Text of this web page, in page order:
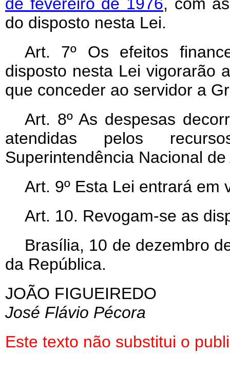
do disposto nesta Lei.
Art. 7º Os efeitos
disposto nesta Lei vigorarão
que conceder ao servidor a
Art. 8º As despesas
atendidas pelos
Superintendência Nacional
Art. 9º Esta Lei entrará em
Art. 10. Revogam-se as
Brasília, 10 de dezembro
da República.
JOÃO FIGUEIREDO
José Flávio Pécora
Este texto não substitui o